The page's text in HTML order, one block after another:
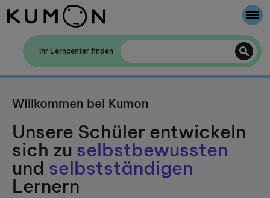
Ihr Lerncenter finden
Willkommen bei Kumon
Unsere Schüler entwickeln
sich zu selbstbewussten
und selbstständigen
Lernern
Willkommen bei Kumon
Die Kumon-Methode
Die Geschichte von Kumon